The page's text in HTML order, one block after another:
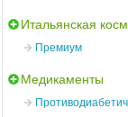
Итальянская
Премиум
Медикаменты